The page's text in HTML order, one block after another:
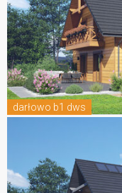
darłowo b1 dws